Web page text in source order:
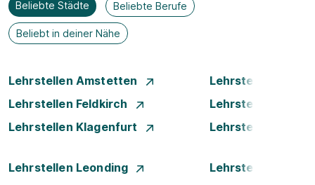
Beliebte Städte Beliebte Berufe
Beliebt in deiner Nähe
Lehrstellen Amstetten
Lehrstellen
Lehrstellen Feldkirch
Lehrstellen Graz
Lehrstellen Klagenfurt
Lehrstellen
Lehrstellen Leonding
Lehrstellen Linz